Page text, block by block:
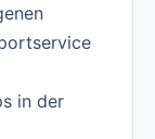
in der